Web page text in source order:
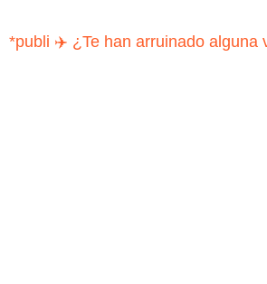
*publi ✈️ ¿Te han arruinado alguna